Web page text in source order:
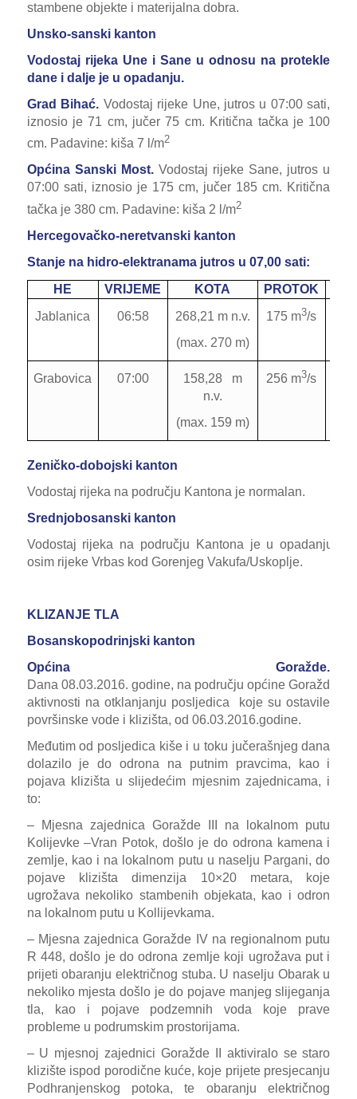
stambene objekte i materijalna dobra.
Unsko-sanski kanton
Vodostaj rijeka Une i Sane u odnosu na protekle
dane i dalje je u opadanju.
Grad Bihać. Vodostaj rijeke Une, jutros u 07:00 sati,
iznosio je 71 cm, jučer 75 cm. Kritična tačka je 100
cm. Padavine: kiša 7 l/m2
Općina Sanski Most.Vodostaj rijeke Sane, jutros u
07:00 sati, iznosio je 175 cm, jučer 185 cm. Kritična
tačka je 380 cm. Padavine: kiša 2 l/m2
Hercegovačko-neretvanski kanton
Stanje na hidro-elektranama jutros u 07,00 sati:
HE VRIJEME KOTA
PROTOK
Jablanica
06:58
268,21 m n.v.
(max. 270 m)
175 m3/s
Grabovica 07:00
158,28 m
n.v.
(max. 159 m)
256 m3/s
Zeničko-dobojski kanton
Vodostaj rijeka na području Kantona je normalan.
Srednjobosanski kanton
Vodostaj rijeka na području Kantona je u opadanju
osim rijeke Vrbas kod Gorenjeg Vakufa/Uskoplje.
KLIZANJE TLA
Bosanskopodrinjski kanton
Općina Goražde.
Dana 08.03.2016. godine, na području općine Goražde,
aktivnosti na otklanjanju posljedica koje su ostavile
površinske vode i klizišta, od 06.03.2016.godine.
Međutim od posljedica kiše i u toku jučerašnjeg dana
dolazilo je do odrona na putnim pravcima, kao i
pojava klizišta u slijedećim mjesnim zajednicama, i
to:
– Mjesna zajednica Goražde III na lokalnom putu
Kolijevke –Vran Potok, došlo je do odrona kamena i
zemlje, kao i na lokalnom putu u naselju Pargani, do
pojave klizišta dimenzija 10×20 metara, koje
ugrožava nekoliko stambenih objekata, kao i odron
na lokalnom putu u Kollijevkama.
– Mjesna zajednica Goražde IV na regionalnom putu
R 448, došlo je do odrona zemlje koji ugrožava put i
prijeti obaranju električnog stuba. U naselju Obarak u
nekoliko mjesta došlo je do pojave manjeg slijeganja
tla, kao i pojave podzemnih voda koje prave
probleme u podrumskim prostorijama.
– U mjesnoj zajednici Goražde II aktiviralo se staro
klizište ispod porodične kuće, koje prijete presjecanju
Podhranjenskog potoka, te obaranju električnog